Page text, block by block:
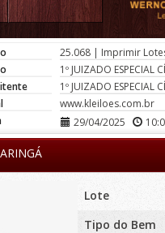
25.068 | Imprimir
1º JUIZADO ESPECIAL
1º JUIZADO ESPECIAL
www.kleiloes.com.br
29/04/2025
Lote
Tipo do Bem